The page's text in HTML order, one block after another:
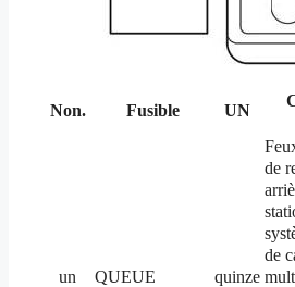
Non. Fusible UN
un QUEUE quinze
de
de